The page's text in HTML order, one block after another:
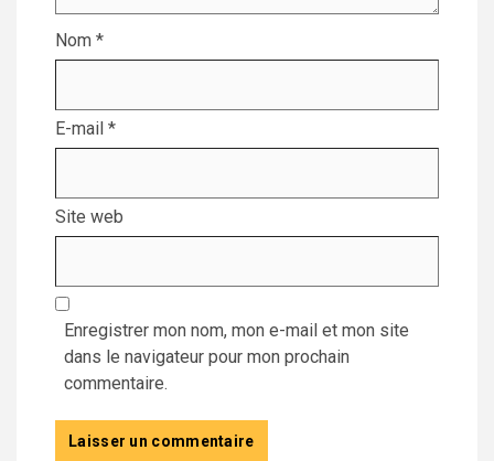
Nom *
E-mail *
Site web
Enregistrer mon nom, mon e-mail et mon site
dans le navigateur pour mon prochain
commentaire.